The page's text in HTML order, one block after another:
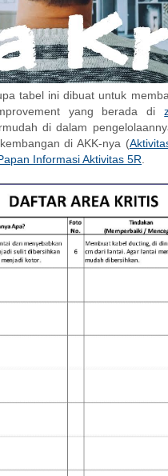
tabel ini dibuat untuk
yang berada di
di dalam
di AKK-nya (
Informasi Aktivitas 5R